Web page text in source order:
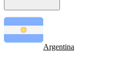
Argentina